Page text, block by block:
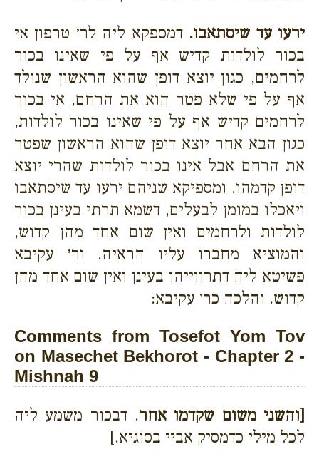
ירעו עד שיסתאבו. דמספקא ליה לר׳ טרפון אי
בכור לולדות קדיש אף על פי שאינו בכור
לרחמים, כגון יוצא דופן שהוא הראשון שנולד
אף על פי שלא פטר הוא את הרחם, אי בכור
לרחמים קדיש אף על פי שאינו בכור לולדות,
כגון הבא אחר יוצא דופן שהוא הראשון שפטר
את הרחם אבל אינו בכור לולדות שהרי יוצא
דופן קדמהו. ומספיקא שניהם ירעו עד שיסתאבו
ויאכלו במומן לבעלים, דשמא תרתי בעינן בכור
לולדות ולרחמים ואין שום אחד מהן קדוש,
והמוציא מחברו עליו הראיה. ור׳ עקיבא
פשיטא ליה דתרווייהו בעינן ואין שום אחד מהן
קדוש. והלכה כר׳ עקיבא:
Comments from Tosefot Yom Tov
on Masechet Bekhorot - Chapter 2 -
Mishnah 9
[והשני משום שקדמו אחר. דבכור משמע ליה
לכל מילי כדמסיק אביי בסוגיא.]